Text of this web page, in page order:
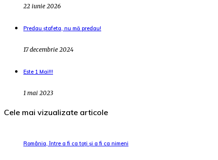
22 iunie 2026
Predau ștafeta, nu mă predau!
17 decembrie 2024
Este 1 Mai!!!
1 mai 2023
Cele mai vizualizate articole
România, între a fi ca toți și a fi ca nimeni